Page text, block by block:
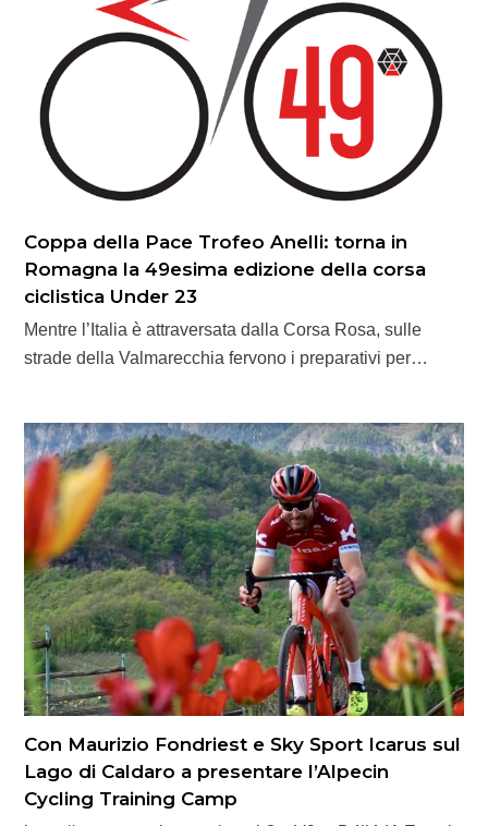
Coppa della Pace Trofeo Anelli: torna in
Romagna la 49esima edizione della corsa
ciclistica Under 23
Mentre l’Italia è attraversata dalla Corsa Rosa, sulle
strade della Valmarecchia fervono i preparativi per…
Con Maurizio Fondriest e Sky Sport Icarus sul
Lago di Caldaro a presentare l’Alpecin
Cycling Training Camp